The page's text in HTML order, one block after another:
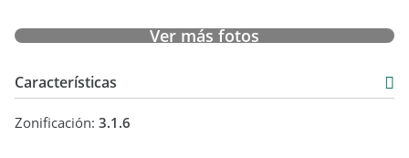
Ver más fotos
Características
Zonificación: 3.1.6